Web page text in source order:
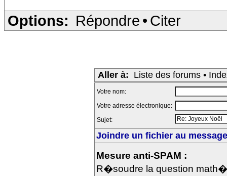
Options: Répondre • Citer
Aller à: Liste des forums •
Votre nom:
Votre adresse électronique:
Sujet:
Joindre un fichier au
Mesure anti-SPAM :
R�soudre la question